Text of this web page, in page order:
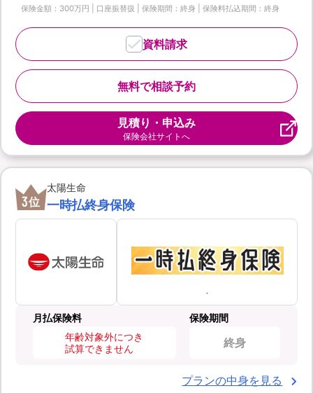
保険金額：300万円 | 口座振替扱 | 保険期間：終身 | 保険料払込期間：終身
無料で相談予約
資料請求
見積り・申込み
保険会社サイトへ
3位
太陽生命
一時払終身保険
月払保険料
年齢対象外につき
試算できません
保険期間
終身
プランの中身を見る